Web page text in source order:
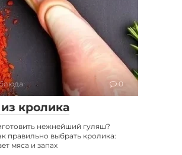
0
кролика
нежнейший гуляш?
правильно выбрать кролика:
мяса и запах